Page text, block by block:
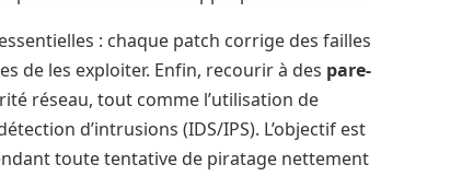
: chaque patch corrige des failles
de les exploiter. Enfin, recourir à des pare-
réseau, tout comme l’utilisation de
d’intrusions (IDS/IPS). L’objectif est
toute tentative de piratage nettement